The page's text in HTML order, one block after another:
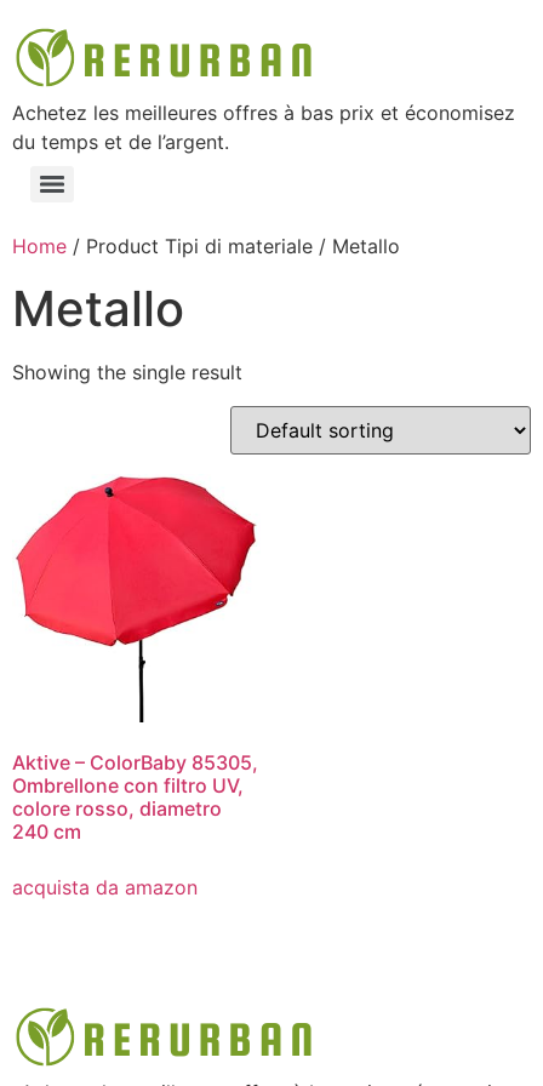
Achetez les meilleures offres à bas prix et économisez
du temps et de l’argent.
Home / Product Tipi di materiale / ‎Metallo
‎Metallo
Showing the single result
Aktive – ColorBaby 85305,
Ombrellone con filtro UV,
colore rosso, diametro
240 cm
acquista da amazon